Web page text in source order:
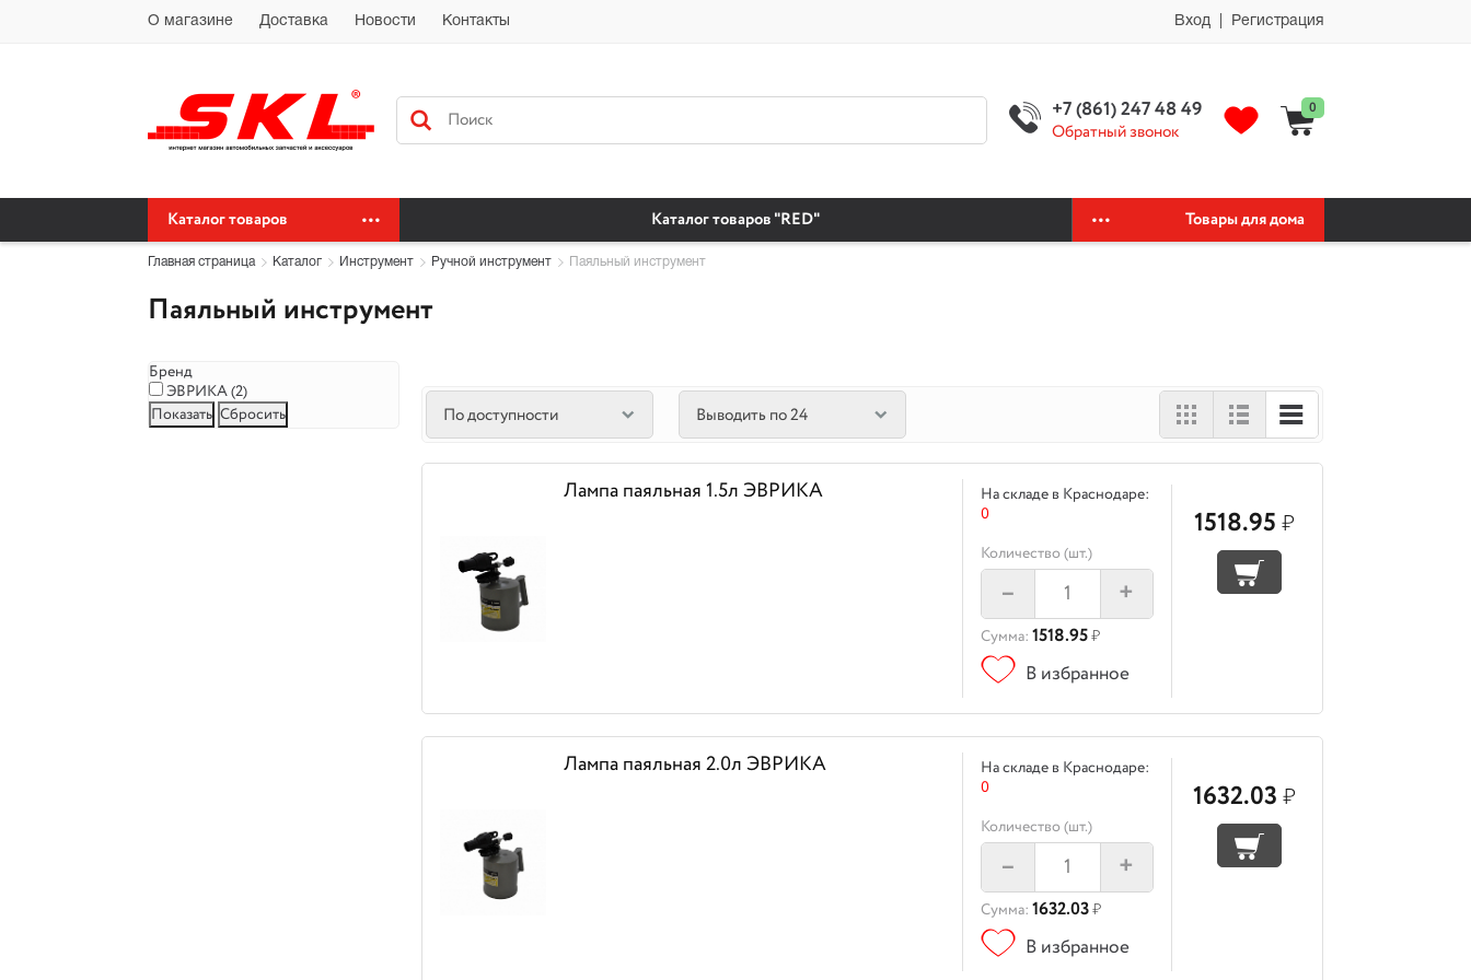
Автохимия Краснодар Доставка доставка по Краснодарскому краю бесплатная доставка бытовая химия автомобильные масла магазин автохимии автохимия официальный сайт автохимии автохимия официальный
сайт автохимия оптомО магазине Доставка Новости Контакты Вход | Регистрация
+7 (861) 247 48 49
Обратный звонок
0
Каталог товаров Каталог товаров "RED" Товары для дома
Главная страница Каталог Инструмент Ручной инструмент Паяльный инструмент
Паяльный инструмент
Бренд
ЭВРИКА (2)
По доступности Выводить по 24
Лампа паяльная 1.5л ЭВРИКА
На складе в Краснодаре:
0
Количество (шт.)
– +
Сумма: 1518.95₽
В избранное
1518.95 ₽
Лампа паяльная 2.0л ЭВРИКА
На складе в Краснодаре:
0
Количество (шт.)
– +
Сумма: 1632.03₽
В избранное
1632.03 ₽